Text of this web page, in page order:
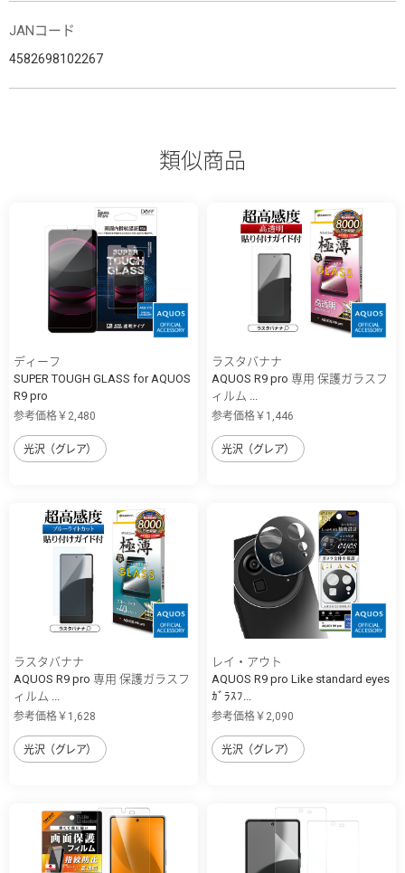
JANコード
4582698102267
類似商品
ディーフ
SUPER TOUGH GLASS for AQUOS
R9 pro
参考価格￥2,480
光沢（グレア）
ラスタバナナ
AQUOS R9 pro 専用 保護ガラスフ
ィルム ...
参考価格￥1,446
光沢（グレア）
ラスタバナナ
AQUOS R9 pro 専用 保護ガラスフ
ィルム ...
参考価格￥1,628
光沢（グレア）
レイ・アウト
AQUOS R9 pro Like standard eyes
ｶﾞﾗｽﾌ...
参考価格￥2,090
光沢（グレア）